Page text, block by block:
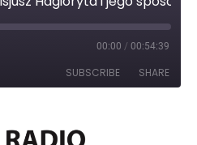
00:00 / 00:54:39
SUBSCRIBE SHARE